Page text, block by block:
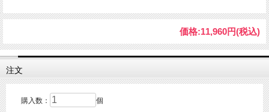
価格:11,960円(税込)
注文
購入数： 個